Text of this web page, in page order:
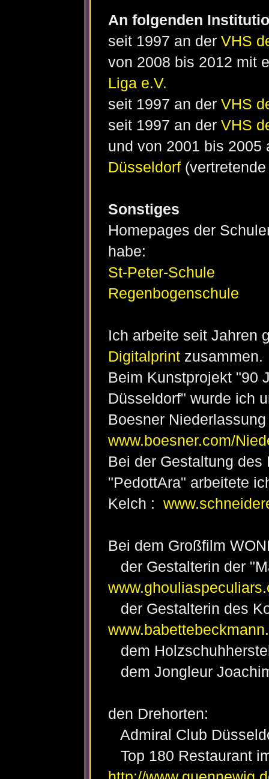
An folgenden
seit 1997 an der VHS
von 2008 bis 2012 mit
Liga e.V.
seit 1997 an der VHS
seit 1997 an der VHS
und von 2001 bis
Düsseldorf
Sonstiges
Homepages der
habe:
St-Peter-Schule
Regenbogenschule
Ich arbeite seit Jahren
Digitalprint zusammen.
Beim Kunstprojekt "90
Düsseldorf" wurde ich
Boesner
www.boesner.com/
Bei der Gestaltung
"PedottAra" arbeitete
Kelch :
Bei dem Großfilm
der Gestalterin der
der Gestalterin des
dem
dem Jongleur
den Drehorten:
Admiral Club
Top 180 Restaurant